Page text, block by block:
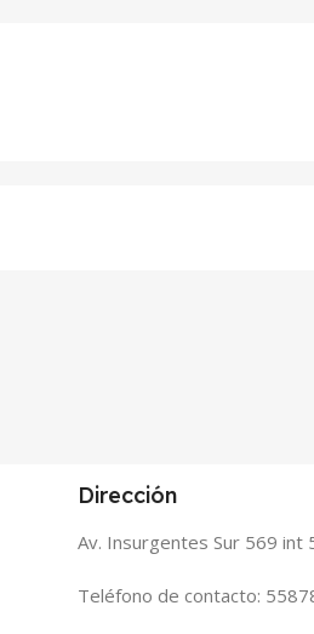
Dirección
Av. Insurgentes Sur 569 int
Teléfono de contacto: